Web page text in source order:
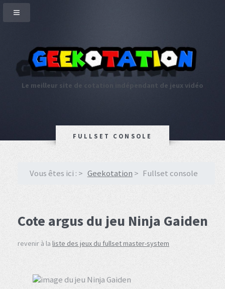
Le meilleur site de cotation indépendant de jeux vidéo
FULLSET CONSOLE
Vous êtes ici : Geekotation Fullset console
Cote argus du jeu Ninja Gaiden
revenir à la liste des jeux du fullset master-system